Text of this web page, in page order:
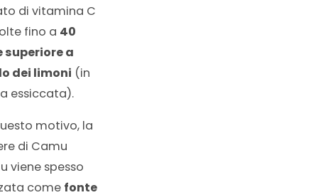
di vitamina C
fino a 40
superiore a
dei limoni (in
essiccata).
motivo, la
di Camu
viene spesso
come fonte